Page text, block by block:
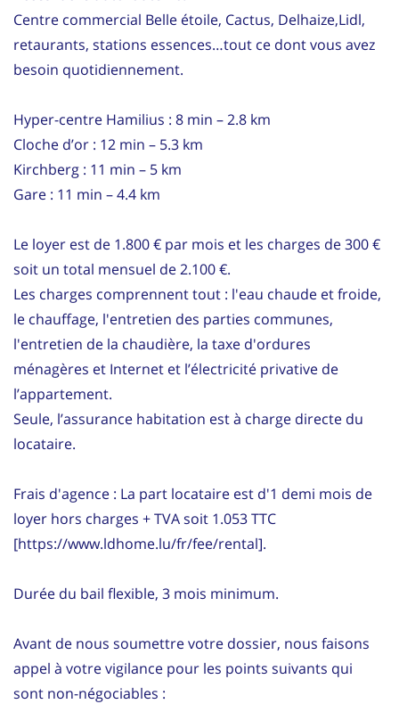
Centre commercial Belle étoile, Cactus, Delhaize,Lidl,
retaurants, stations essences…tout ce dont vous avez
besoin quotidiennement.
Hyper-centre Hamilius : 8 min – 2.8 km
Cloche d’or : 12 min – 5.3 km
Kirchberg : 11 min – 5 km
Gare : 11 min – 4.4 km
Le loyer est de 1.800 € par mois et les charges de 300 €
soit un total mensuel de 2.100 €.
Les charges comprennent tout : l'eau chaude et froide,
le chauffage, l'entretien des parties communes,
l'entretien de la chaudière, la taxe d'ordures
ménagères et Internet et l’électricité privative de
l’appartement.
Seule, l’assurance habitation est à charge directe du
locataire.
Frais d'agence : La part locataire est d'1 demi mois de
loyer hors charges + TVA soit 1.053 TTC
[https://www.ldhome.lu/fr/fee/rental].
Durée du bail flexible, 3 mois minimum.
Avant de nous soumettre votre dossier, nous faisons
appel à votre vigilance pour les points suivants qui
sont non-négociables :